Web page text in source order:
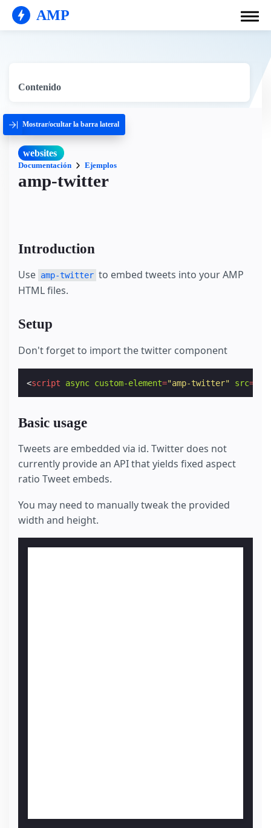
AMP
Contenido
Mostrar/ocultar la barra lateral
websites
Documentación Ejemplos
amp-twitter
Introduction
Use amp-twitter to embed tweets into your AMP
HTML files.
Setup
Don't forget to import the twitter component
<script async custom-element="amp-twitter" src=
Basic usage
Tweets are embedded via id. Twitter does not
currently provide an API that yields fixed aspect
ratio Tweet embeds.
You may need to manually tweak the provided
width and height.